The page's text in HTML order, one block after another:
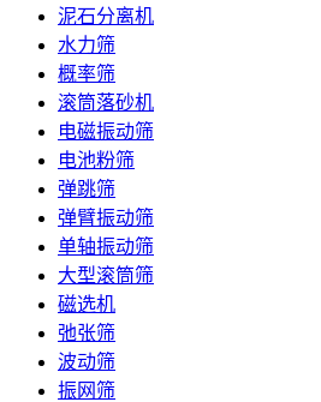
泥石分离机
水力筛
概率筛
滚筒落砂机
电磁振动筛
电池粉筛
弹跳筛
弹臂振动筛
单轴振动筛
大型滚筒筛
磁选机
弛张筛
波动筛
振网筛